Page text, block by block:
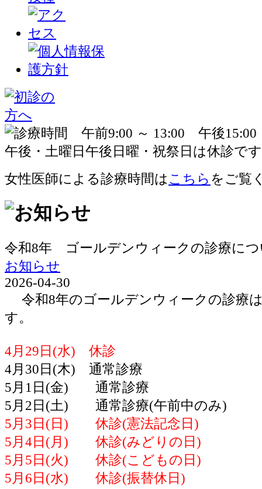
女性医師による診療時間は こちら をご覧
令和8年 ゴールデンウィークの診療に
お知らせ
2026-04-30
令和8年のゴールデンウィークの診療
す。
4月29日(水) 休診
4月30日(木) 通常診療
5月1日(金) 通常診療
5月2日(土) 通常診療(午前中のみ)
5月3日(日) 休診(憲法記念日)
5月4日(月) 休診(みどりの日)
5月5日(火) 休診(こどもの日)
5月6日(水) 休診(振替休日)